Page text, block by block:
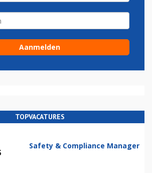
TOPVACATURES
Safety & Compliance Manager